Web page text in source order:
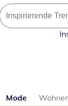
Mode